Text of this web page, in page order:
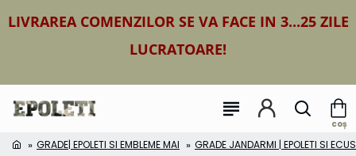
LIVRAREA COMENZILOR SE VA FACE IN 3...25 ZILE
LUCRATOARE!
GRADE| EPOLETI SI EMBLEME MAI GRADE JANDARMI | EPOLETI SI